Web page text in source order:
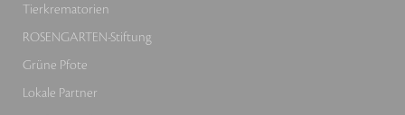
Tierkrematorien
ROSENGARTEN-Stiftung
Grüne Pfote
Lokale Partner